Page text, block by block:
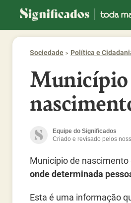
Significados
Sociedade Política e
Município
Equipe do Significados
Criado e revisado pelos
Município de nascimento
onde determinada
Esta é uma informação